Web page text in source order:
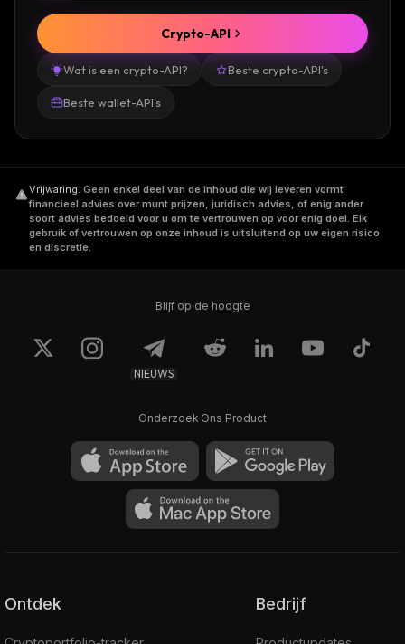
Wat is een crypto-API? Beste crypto-API's
Beste wallet-API's
Crypto-API
Vrijwaring. Geen enkel deel van de inhoud die wij leveren vormt
financieel advies over munt prijzen, juridisch advies, of enig ander
soort advies bedoeld voor u om te vertrouwen op voor enig doel. Elk
gebruik of vertrouwen op onze inhoud is uitsluitend op uw eigen risico
en discretie.
Blijf op de hoogte
NIEUWS
Onderzoek Ons Product
Ontdek Bedrijf